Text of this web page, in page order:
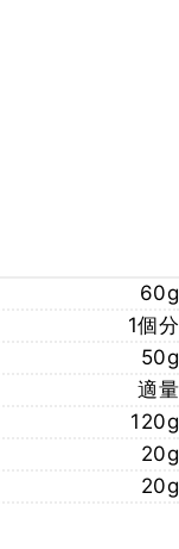
60g
1個分
50g
適量
120g
20g
20g